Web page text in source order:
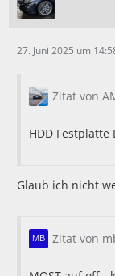
27. Juni 2025 um
Zitat von
HDD Festplatte
Glaub ich nicht
Zitat von